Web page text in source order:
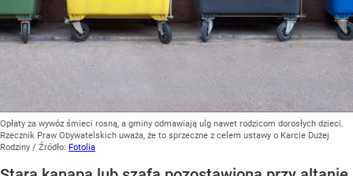
Opłaty za wywóz śmieci rosną, a gminy odmawiają ulg nawet rodzicom dorosłych dzieci.
Rzecznik Praw Obywatelskich uważa, że to sprzeczne z celem ustawy o Karcie Dużej
Rodziny / Źródło: Fotolia